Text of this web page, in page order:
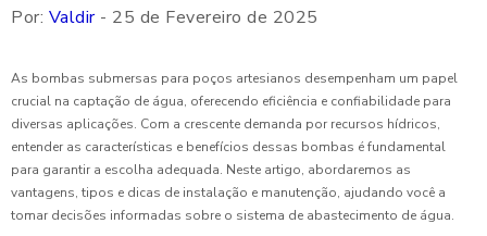
Por: Valdir- 25 de Fevereiro de 2025
As bombas submersas para poços artesianos desempenham um papel
crucial na captação de água, oferecendo eficiência e confiabilidade para
diversas aplicações. Com a crescente demanda por recursos hídricos,
entender as características e benefícios dessas bombas é fundamental
para garantir a escolha adequada. Neste artigo, abordaremos as
vantagens, tipos e dicas de instalação e manutenção, ajudando você a
tomar decisões informadas sobre o sistema de abastecimento de água.